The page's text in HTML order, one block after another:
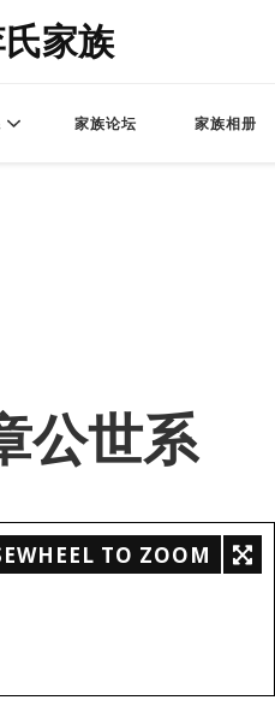
家族
家族论坛 家族相册
公世系
TO ZOOM